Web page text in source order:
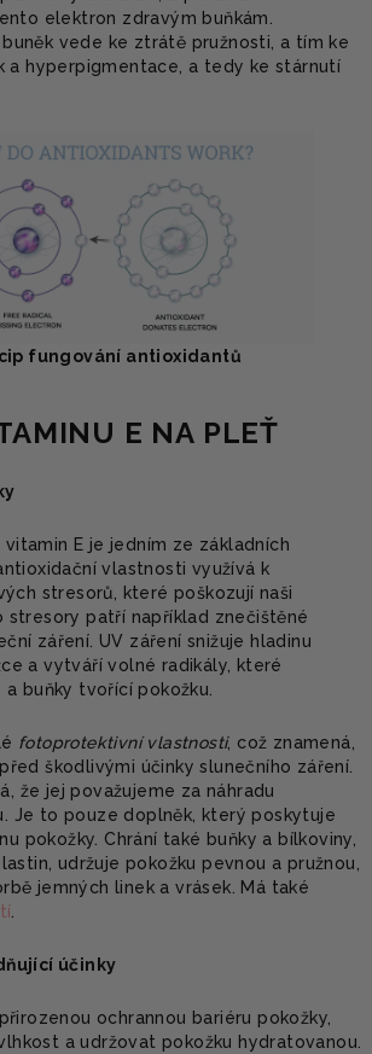
elektron zdravým buňkám.
buněk vede ke ztrátě pružnosti, a tím ke
a hyperpigmentace, a tedy ke stárnutí
fungování antioxidantů
E NA PLEŤ
vitamin E je jedním ze základních
antioxidační vlastnosti využívá k
stresorů, které poškozují naši
stresory patří například znečištěné
záření. UV záření snižuje hladinu
a vytváří volné radikály, které
buňky tvořící pokožku.
fotoprotektivní vlastnosti, což znamená,
škodlivými účinky slunečního záření.
že jej považujeme za náhradu
Je to pouze doplněk, který poskytuje
pokožky. Chrání také buňky a bílkoviny,
udržuje pokožku pevnou a pružnou,
jemných linek a vrásek. Má také
účinky
ochrannou bariéru pokožky,
a udržovat pokožku hydratovanou.